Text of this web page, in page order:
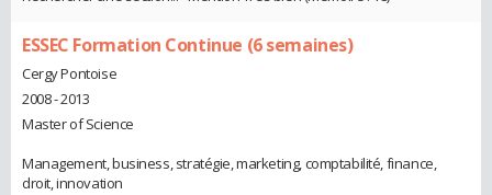
ESSEC Formation Continue (6 semaines)
Cergy Pontoise
2008 - 2013
Master of Science
Management, business, stratégie, marketing, comptabilité, finance,
droit, innovation